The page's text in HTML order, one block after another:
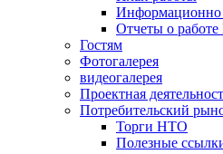
Информационно
Отчеты о
Гостям
Фотогалерея
видеогалерея
Проектная
Потребительский
Торги НТО
Полезные